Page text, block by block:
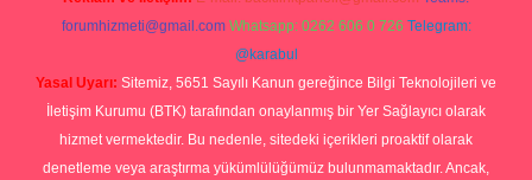
forumhizmeti@gmail.com Whatsapp: 0262 606 0 726 Telegram:
@karabul
Yasal Uyarı: Sitemiz, 5651 Sayılı Kanun gereğince Bilgi Teknolojileri ve
İletişim Kurumu (BTK) tarafından onaylanmış bir Yer Sağlayıcı olarak
hizmet vermektedir. Bu nedenle, sitedeki içerikleri proaktif olarak
denetleme veya araştırma yükümlülüğümüz bulunmamaktadır. Ancak,